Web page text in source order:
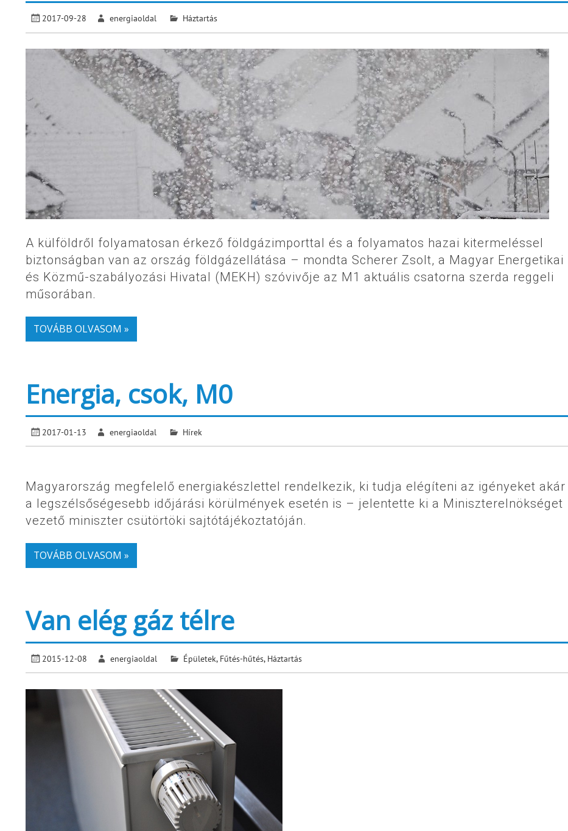
2017-09-28 energiaoldal Háztartás
A külföldről folyamatosan érkező földgázimporttal és a folyamatos hazai kitermeléssel
biztonságban van az ország földgázellátása – mondta Scherer Zsolt, a Magyar Energetikai
és Közmű-szabályozási Hivatal (MEKH) szóvivője az M1 aktuális csatorna szerda reggeli
műsorában.
TOVÁBB OLVASOM »
Energia, csok, M0
2017-01-13 energiaoldal Hírek
Magyarország megfelelő energiakészlettel rendelkezik, ki tudja elégíteni az igényeket akár
a legszélsőségesebb időjárási körülmények esetén is – jelentette ki a Miniszterelnökséget
vezető miniszter csütörtöki sajtótájékoztatóján.
TOVÁBB OLVASOM »
Van elég gáz télre
2015-12-08 energiaoldal Épületek, Fűtés-hűtés, Háztartás